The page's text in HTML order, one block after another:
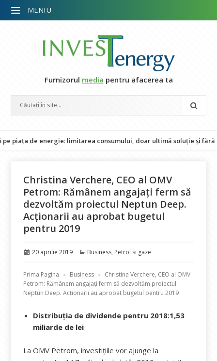
Furnizorul media pentru afacerea ta
de energie: limitarea consumului, doar ultimă soluție și fără
Christina Verchere, CEO al OMV
Petrom: Rămânem angajați ferm să
dezvoltăm proiectul Neptun Deep.
Acționarii au aprobat bugetul
pentru 2019
Publicat
20 aprilie 2019 Categorii
Business, Petrol si gaze
Prima Pagina Business
Christina Verchere, CEO al OMV
Petrom: Rămânem angajați ferm să dezvoltăm proiectul
Neptun Deep. Acționarii au aprobat bugetul pentru 2019
Distribuția de dividende pentru 2018:1,53
miliarde de lei
La OMV Petrom, investițiile vor ajunge la
MENIU